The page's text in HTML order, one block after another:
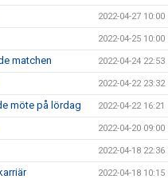
2022-04-27 10:00
2022-04-25 10:00
matchen 2022-04-24 22:53
2022-04-22 23:32
möte på lördag 2022-04-22 16:21
2022-04-20 09:00
2022-04-18 22:36
2022-04-18 10:15